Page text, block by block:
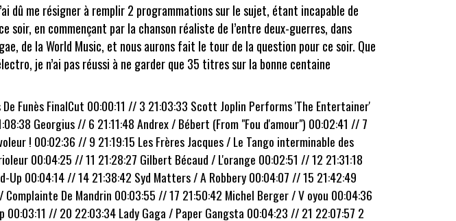
dû me résigner à remplir 2 programmations sur le sujet, étant incapable de
en commençant par la chanson réaliste de l’entre deux-guerres, dans
de la World Music, et nous aurons fait le tour de la question pour ce soir. Que
je n’ai pasréussi à ne garder que 35 titres sur la bonne centaine
Funès FinalCut 00:00:11 // 3 21:03:33 Scott Joplin Performs 'The Entertainer'
Georgius // 6 21:11:48 Andrex / Bébert (From "Fou d'amour") 00:02:41 // 7
! 00:02:36 // 9 21:19:15 Les Frères Jacques / Le Tango interminable des
00:04:25 // 11 21:28:27 Gilbert Bécaud / L'orange 00:02:51 // 12 21:31:18
00:04:14 // 14 21:38:42 Syd Matters / A Robbery 00:04:07 // 15 21:42:49
De Mandrin 00:03:55 // 17 21:50:42 Michel Berger / V oyou 00:04:36
// 20 22:03:34 Lady Gaga / Paper Gangsta 00:04:23 // 21 22:07:57 2